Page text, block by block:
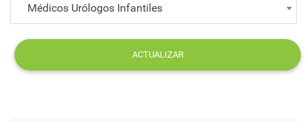
Médicos Urólogos Infantiles
ACTUALIZAR